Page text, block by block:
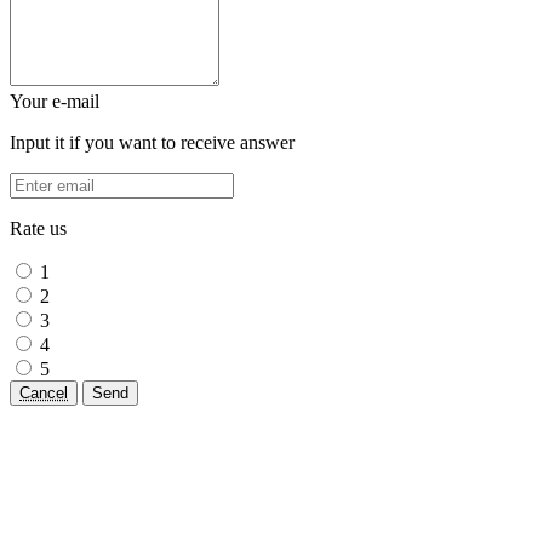
Your e-mail
Input it if you want to receive answer
Rate us
1
2
3
4
5
Cancel Send